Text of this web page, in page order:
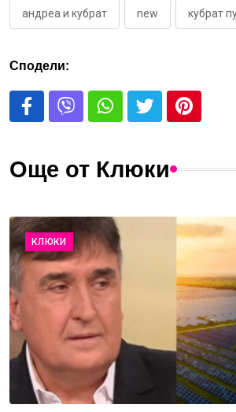
андреа и кубрат new кубрат
Сподели:
Още от Клюки
КЛЮКИ